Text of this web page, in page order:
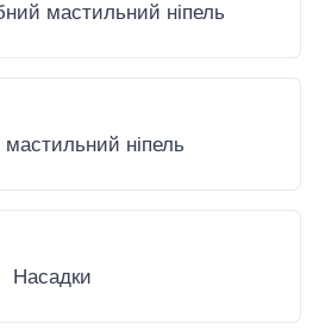
мастильний ніпель
ніпель
Насадки